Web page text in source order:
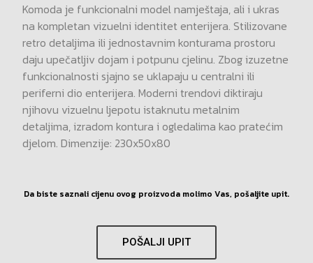
Komoda je funkcionalni model namještaja, ali i ukras
na kompletan vizuelni identitet enterijera. Stilizovane
retro detaljima ili jednostavnim konturama prostoru
daju upečatljiv dojam i potpunu cjelinu. Zbog izuzetne
funkcionalnosti sjajno se uklapaju u centralni ili
periferni dio enterijera. Moderni trendovi diktiraju
njihovu vizuelnu ljepotu istaknutu metalnim
detaljima, izradom kontura i ogledalima kao pratećim
djelom. Dimenzije: 230x50x80
Da biste saznali cijenu ovog proizvoda molimo Vas, pošaljite upit.
POŠALJI UPIT